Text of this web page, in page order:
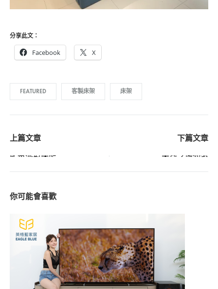
分享此文：
Facebook X
FEATURED 客製床架 床架
Post
navigation
藍莓派對床架 天空之城沙發